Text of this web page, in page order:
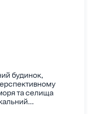
будинок,
та селища